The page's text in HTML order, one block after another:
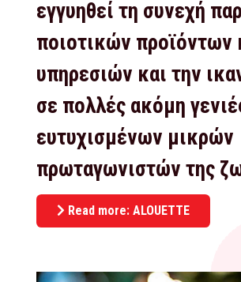
εγγυηθεί τη συνεχή
ποιοτικών προϊόντων
υπηρεσιών και την
σε πολλές ακόμη
ευτυχισμένων μικρών
πρωταγωνιστών της
Read more: ALOUETTE